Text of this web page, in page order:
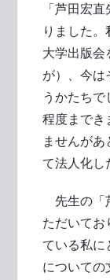
「芦田宏
りました
大学出版会
が）、今は
うかたち
程度までき
ませんが
て法人化し
先生の「
ただいてお
ている私に
についての